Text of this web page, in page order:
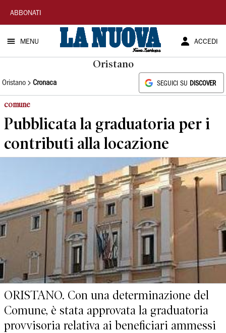
La
Nuova
Sardegna
ABBONATI
MENU ACCEDI
Oristano
Oristano Cronaca SEGUICI SU DISCOVER
comune
Pubblicata la graduatoria per i
contributi alla locazione
ORISTANO. Con una determinazione del
Comune, è stata approvata la graduatoria
provvisoria relativa ai beneficiari ammessi